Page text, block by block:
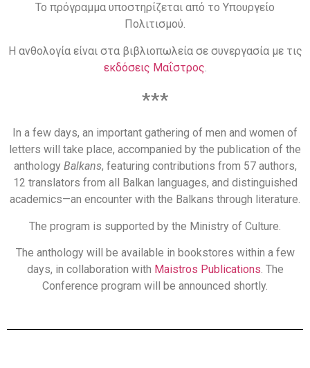
Το πρόγραμμα υποστηρίζεται από το Υπουργείο
Πολιτισμού.
Η ανθολογία είναι στα βιβλιοπωλεία σε συνεργασία με τις
εκδόσεις Μαΐστρος
***
In a few days, an important gathering of men and women of
letters will take place, accompanied by the publication of the
anthology Balkans, featuring contributions from 57 authors,
12 translators from all Balkan languages, and distinguished
academics—an encounter with the Balkans through literature.
The program is supported by the Ministry of Culture.
The anthology will be available in bookstores within a few
days, in collaboration with Maistros Publications. The
Conference program will be announced shortly.